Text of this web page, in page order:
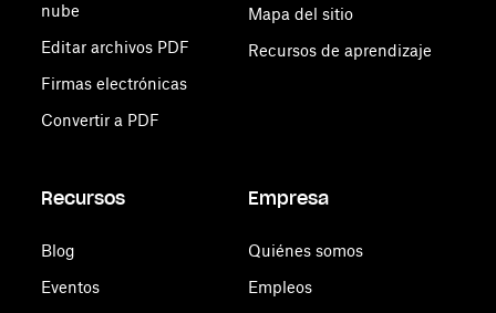
nube
Editar archivos PDF
Firmas electrónicas
Convertir a PDF
Mapa del sitio
Recursos de aprendizaje
Recursos
Blog
Eventos
Empresa
Quiénes somos
Empleos